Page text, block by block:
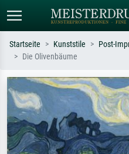
Suchen Sie nach Künstlern, Werktiteln
oder Stilen – z.B. Monet,
Sternennacht, Impressionismus, Welle
Hokusai, Akt.
Startseite Kunststile Post-
Die Olivenbäume